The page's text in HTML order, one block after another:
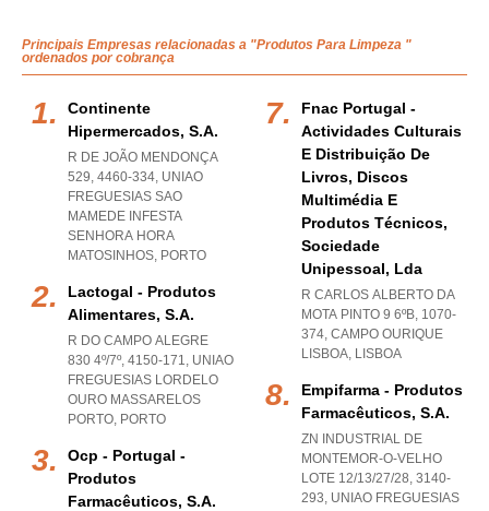
Principais Empresas relacionadas a "Produtos Para Limpeza "
ordenados por cobrança
Continente
Hipermercados, S.a.
R DE JOÃO MENDONÇA
529, 4460-334, UNIAO
FREGUESIAS SAO
MAMEDE INFESTA
SENHORA HORA
MATOSINHOS, PORTO
Lactogal - Produtos
Alimentares, S.a.
R DO CAMPO ALEGRE
830 4º/7º, 4150-171, UNIAO
FREGUESIAS LORDELO
OURO MASSARELOS
PORTO, PORTO
Ocp - Portugal -
Produtos
Farmacêuticos, S.a.
Fnac Portugal -
Actividades Culturais
E Distribuição De
Livros, Discos
Multimédia E
Produtos Técnicos,
Sociedade
Unipessoal, Lda
R CARLOS ALBERTO DA
MOTA PINTO 9 6ºB, 1070-
374, CAMPO OURIQUE
LISBOA, LISBOA
Empifarma - Produtos
Farmacêuticos, S.a.
ZN INDUSTRIAL DE
MONTEMOR-O-VELHO
LOTE 12/13/27/28, 3140-
293, UNIAO FREGUESIAS